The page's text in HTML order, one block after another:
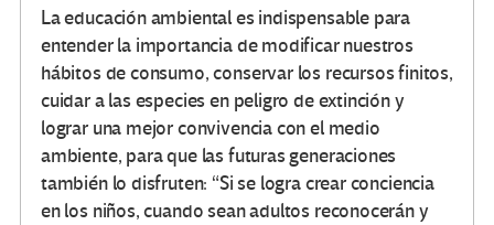
La educación ambiental es indispensable para
entender la importancia de modificar nuestros
hábitos de consumo, conservar los recursos finitos,
cuidar a las especies en peligro de extinción y
lograr una mejor convivencia con el medio
ambiente, para que las futuras generaciones
también lo disfruten: “Si se logra crear conciencia
en los niños, cuando sean adultos reconocerán y